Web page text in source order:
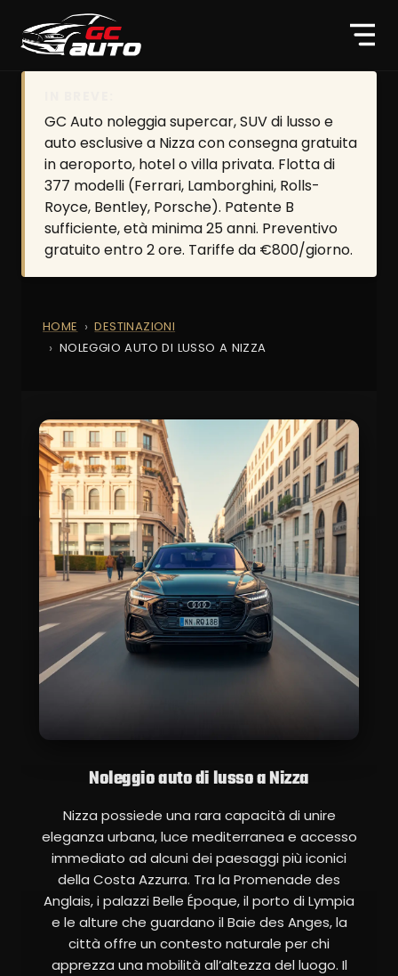
GC Auto noleggia supercar, SUV di lusso e
auto esclusive a Nizza con consegna gratuita
in aeroporto, hotel o villa privata. Flotta di
377 modelli (Ferrari, Lamborghini, Rolls-
Royce, Bentley, Porsche). Patente B
sufficiente, età minima 25 anni. Preventivo
gratuito entro 2 ore. Tariffe da €800/giorno.
HOME
DESTINAZIONI
NOLEGGIO AUTO DI LUSSO A NIZZA
Noleggio auto di lusso a Nizza
Nizza possiede una rara capacità di unire
eleganza urbana, luce mediterranea e accesso
immediato ad alcuni dei paesaggi più iconici
della Costa Azzurra. Tra la Promenade des
Anglais, i palazzi Belle Époque, il porto di Lympia
e le alture che guardano il Baie des Anges, la
città offre un contesto naturale per chi
apprezza una mobilità all’altezza del luogo. Il